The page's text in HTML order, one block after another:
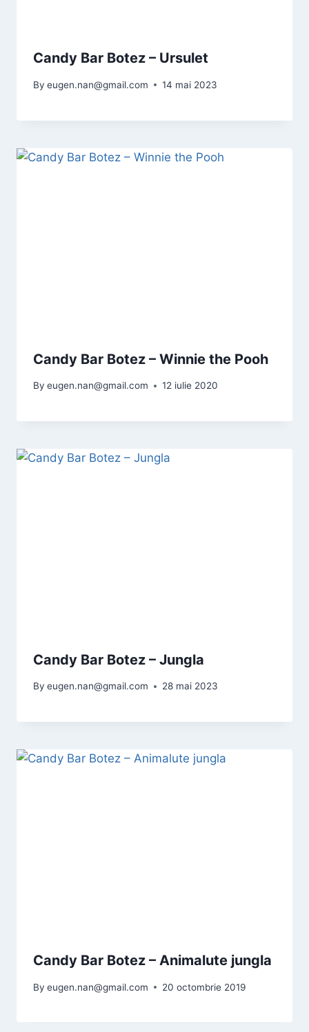
Candy Bar Botez – Ursulet
By eugen.nan@gmail.com 14 mai 2023
Candy Bar Botez – Winnie the Pooh
By eugen.nan@gmail.com 12 iulie 2020
Candy Bar Botez – Jungla
By eugen.nan@gmail.com 28 mai 2023
Candy Bar Botez – Animalute jungla
By eugen.nan@gmail.com 20 octombrie 2019